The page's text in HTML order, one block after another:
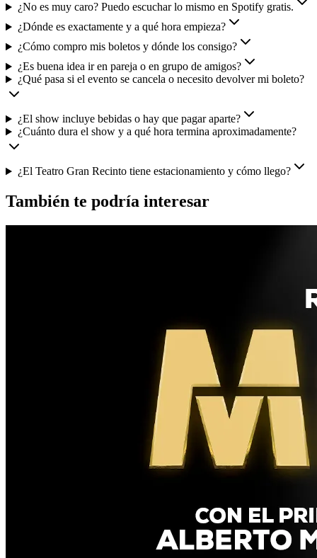
¿No es muy caro? Puedo escuchar lo mismo en Spotify gratis.
¿Dónde es exactamente y a qué hora empieza?
¿Cómo compro mis boletos y dónde los consigo?
¿Es buena idea ir en pareja o en grupo de amigos?
¿Qué pasa si el evento se cancela o necesito devolver mi boleto?
¿El show incluye bebidas o hay que pagar aparte?
¿Cuánto dura el show y a qué hora termina aproximadamente?
¿El Teatro Gran Recinto tiene estacionamiento y cómo llego?
También te podría interesar